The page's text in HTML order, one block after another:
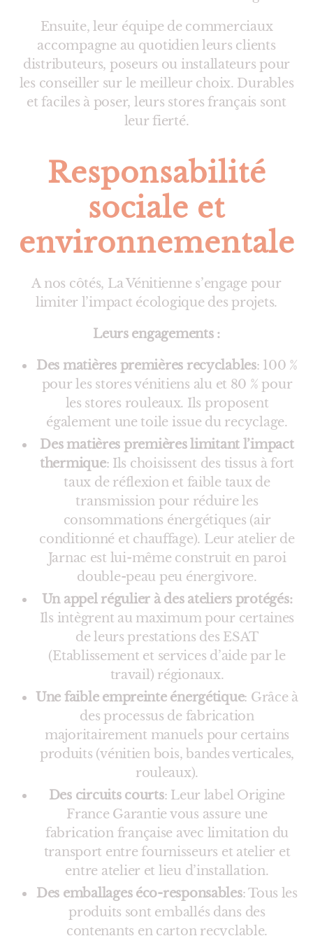
Ensuite, leur équipe de commerciaux
accompagne au quotidien leurs clients
distributeurs, poseurs ou installateurs pour
les conseiller sur le meilleur choix. Durables
et faciles à poser, leurs stores français sont
leur fierté.
Responsabilité
sociale et
environnementale
A nos côtés, La Vénitienne s’engage pour
limiter l’impact écologique des projets.
Leurs engagements :
Des matières premières recyclables: 100 %
pour les stores vénitiens alu et 80 % pour
les stores rouleaux. Ils proposent
également une toile issue du recyclage.
Des matières premières limitant l’impact
thermique: Ils choisissent des tissus à fort
taux de réflexion et faible taux de
transmission pour réduire les
consommations énergétiques (air
conditionné et chauffage). Leur atelier de
Jarnac est lui-même construit en paroi
double-peau peu énergivore.
Un appel régulier à des ateliers protégés:
Ils intègrent au maximum pour certaines
de leurs prestations des ESAT
(Etablissement et services d’aide par le
travail) régionaux.
Une faible empreinte énergétique: Grâce à
des processus de fabrication
majoritairement manuels pour certains
produits (vénitien bois, bandes verticales,
rouleaux).
Des circuits courts: Leur label Origine
France Garantie vous assure une
fabrication française avec limitation du
transport entre fournisseurs et atelier et
entre atelier et lieu d’installation.
Des emballages éco-responsables: Tous les
produits sont emballés dans des
contenants en carton recyclable.